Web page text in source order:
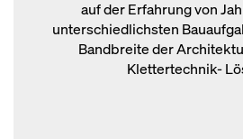
auf der Erfahrung von
unterschiedlichsten
Bandbreite der
Klettertechnik-